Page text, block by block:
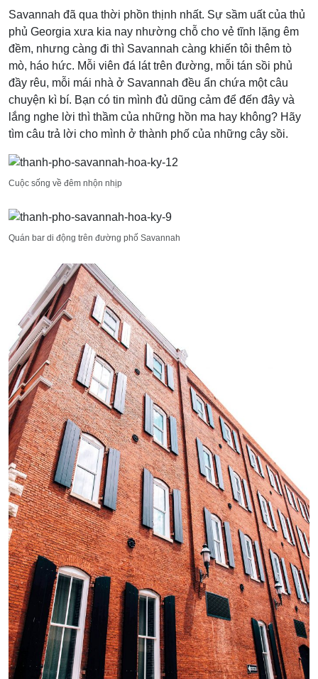
Savannah đã qua thời phồn thịnh nhất. Sự sầm uất của thủ
phủ Georgia xưa kia nay nhường chỗ cho vẻ tĩnh lặng êm
đềm, nhưng càng đi thì Savannah càng khiến tôi thêm tò
mò, háo hức. Mỗi viên đá lát trên đường, mỗi tán sồi phủ
đầy rêu, mỗi mái nhà ở Savannah đều ẩn chứa một câu
chuyện kì bí. Bạn có tin mình đủ dũng cảm để đến đây và
lắng nghe lời thì thầm của những hồn ma hay không? Hãy
tìm câu trả lời cho mình ở thành phố của những cây sồi.
Cuộc sống về đêm nhộn nhịp
Quán bar di động trên đường phố Savannah